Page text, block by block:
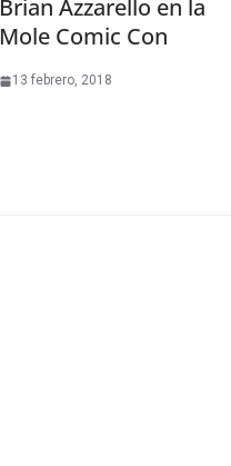
Brian Azzarello en la
Mole Comic Con
13 febrero, 2018